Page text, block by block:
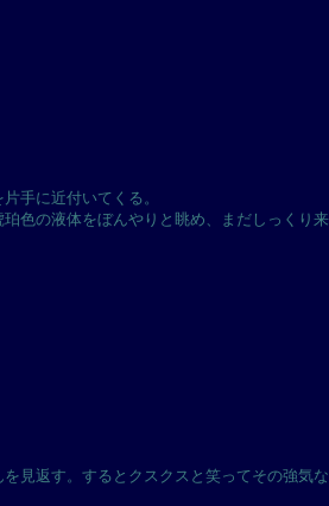
手に近付いてくる。
色の液体をぼんやりと眺め、まだしっくり来
見返す。するとクスクスと笑ってその強気な